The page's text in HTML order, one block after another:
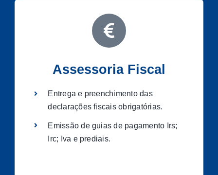
Assessoria Fiscal
Entrega e preenchimento das
declarações fiscais obrigatórias.
Emissão de guias de pagamento Irs;
Irc; Iva e prediais.